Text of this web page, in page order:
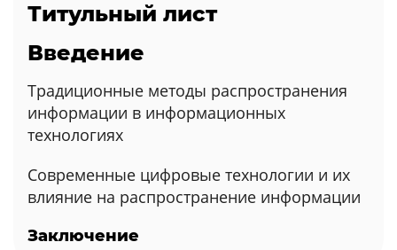
Титульный лист
Введение
Традиционные методы распространения
информации в информационных
технологиях
Современные цифровые технологии и их
влияние на распространение информации
Заключение